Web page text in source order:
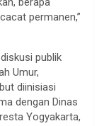
permanen,”
publik
Umur,
diinisiasi
dengan Dinas
Yogyakarta,